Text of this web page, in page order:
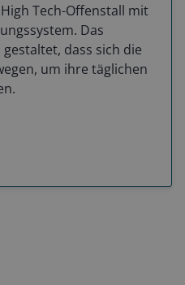
Tech-Offenstall mit
Das
dass sich die
um ihre täglichen